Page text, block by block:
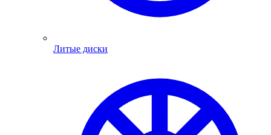
Литые диски